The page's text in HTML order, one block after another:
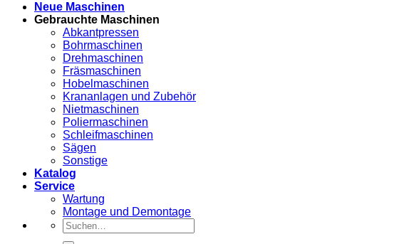
Neue Maschinen
Gebrauchte Maschinen
Abkantpressen
Bohrmaschinen
Drehmaschinen
Fräsmaschinen
Hobelmaschinen
Krananlagen und Zubehör
Nietmaschinen
Poliermaschinen
Schleifmaschinen
Sägen
Sonstige
Katalog
Service
Wartung
Montage und Demontage
Suche
nach: